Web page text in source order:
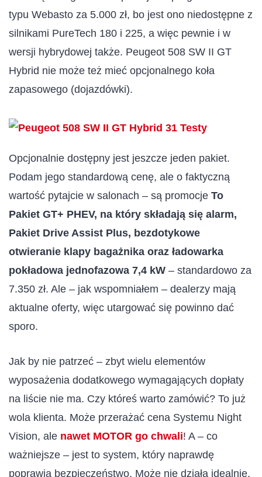
typu Webasto za 5.000 zł, bo jest ono niedostępne z
silnikami PureTech 180 i 225, a więc pewnie i w
wersji hybrydowej także. Peugeot 508 SW II GT
Hybrid nie może też mieć opcjonalnego koła
zapasowego (dojazdówki).
Opcjonalnie dostępny jest jeszcze jeden pakiet.
Podam jego standardową cenę, ale o faktyczną
wartość pytajcie w salonach – są promocje To
Pakiet GT+ PHEV, na który składają się alarm,
Pakiet Drive Assist Plus, bezdotykowe
otwieranie klapy bagażnika oraz ładowarka
pokładowa jednofazowa 7,4 kW – standardowo za
7.350 zł. Ale – jak wspomniałem – dealerzy mają
aktualne oferty, więc utargować się powinno dać
sporo.
Jak by nie patrzeć – zbyt wielu elementów
wyposażenia dodatkowego wymagających dopłaty
na liście nie ma. Czy któreś warto zamówić? To już
wola klienta. Może przerażać cena Systemu Night
Vision, ale nawet MOTOR go chwali! A – co
ważniejsze – jest to system, który naprawdę
poprawia bezpieczeństwo. Może nie działa idealnie,